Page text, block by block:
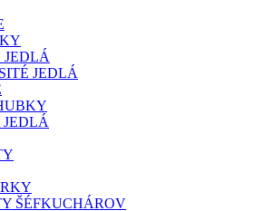
JEDLÁ
JEDLÁ
ŠÉFKUCHÁROV